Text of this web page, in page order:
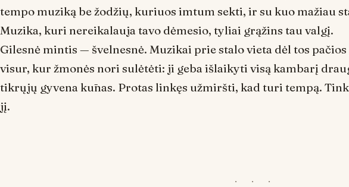
tempo muziką be žodžių, kuriuos imtum sekti, ir su kuo mažiau
Muzika, kuri nereikalauja tavo dėmesio, tyliai grąžins tau valgį.
Gilesnė mintis — švelnesnė. Muzikai prie stalo vieta dėl tos
visur, kur žmonės nori sulėtėti: ji geba išlaikyti visą kambarį
tikrųjų gyvena kūnas. Protas linkęs užmiršti, kad turi tempą.
jį.